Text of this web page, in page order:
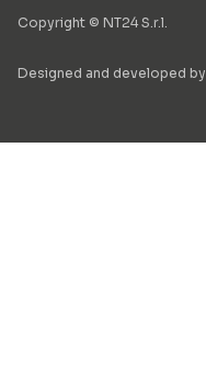
Copyright © NT24 S.r.l.
Designed and developed by